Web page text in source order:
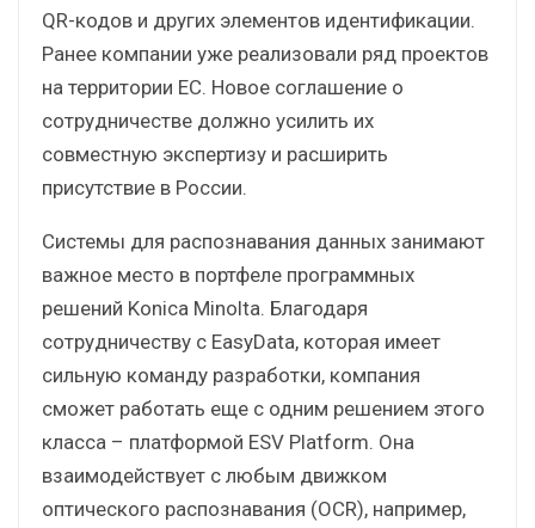
QR-кодов и других элементов идентификации.
Ранее компании уже реализовали ряд проектов
на территории ЕС. Новое соглашение о
сотрудничестве должно усилить их
совместную экспертизу и расширить
присутствие в России.
Системы для распознавания данных занимают
важное место в портфеле программных
решений Konica Minolta. Благодаря
сотрудничеству с EasyData, которая имеет
сильную команду разработки, компания
сможет работать еще с одним решением этого
класса – платформой ESV Platform. Она
взаимодействует с любым движком
оптического распознавания (OCR), например,